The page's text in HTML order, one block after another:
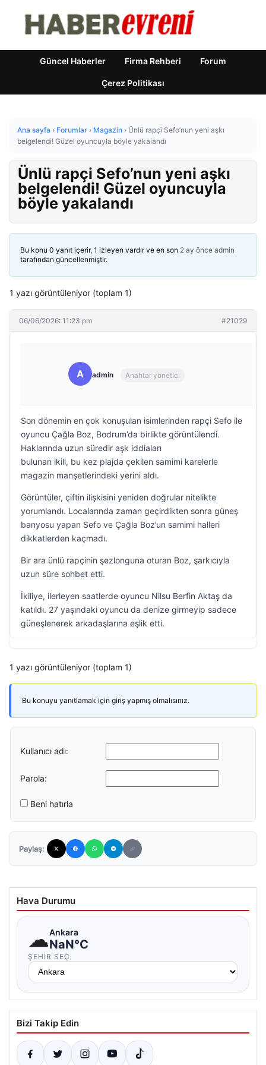
Güncel Haberler Firma Rehberi Forum
Çerez Politikası
Ana sayfa › Forumlar › Magazin › Ünlü rapçi Sefo’nun yeni aşkı
belgelendi! Güzel oyuncuyla böyle yakalandı
Ünlü rapçi Sefo’nun yeni aşkı
belgelendi! Güzel oyuncuyla
böyle yakalandı
Bu konu 0 yanıt içerir, 1 izleyen vardır ve en son 2 ay önce admin
tarafından güncellenmiştir.
1 yazı görüntüleniyor (toplam 1)
06/06/2026: 11:23 pm #21029
A admin Anahtar yönetici
Son dönemin en çok konuşulan isimlerinden rapçi Sefo ile
oyuncu Çağla Boz, Bodrum’da birlikte görüntülendi.
Haklarında uzun süredir aşk iddiaları
bulunan ikili, bu kez plajda çekilen samimi karelerle
magazin manşetlerindeki yerini aldı.
Görüntüler, çiftin ilişkisini yeniden doğrular nitelikte
yorumlandı. Localarında zaman geçirdikten sonra güneş
banyosu yapan Sefo ve Çağla Boz’un samimi halleri
dikkatlerden kaçmadı.
Bir ara ünlü rapçinin şezlonguna oturan Boz, şarkıcıyla
uzun süre sohbet etti.
İkiliye, ilerleyen saatlerde oyuncu Nilsu Berfin Aktaş da
katıldı. 27 yaşındaki oyuncu da denize girmeyip sadece
güneşlenerek arkadaşlarına eşlik etti.
1 yazı görüntüleniyor (toplam 1)
Bu konuyu yanıtlamak için giriş yapmış olmalısınız.
Kullanıcı adı:
Parola:
Beni hatırla
Paylaş:
Hava Durumu
☁Ankara
NaN°C
ŞEHIR SEÇ
Bizi Takip Edin